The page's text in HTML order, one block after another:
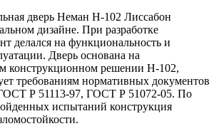
дверь Неман Н-102 Лиссабон
дизайне. При разработке
делался на функциональность и
Дверь основана на
конструкционном решении Н-102,
требованиям нормативных документов
Р 51113-97, ГОСТ Р 51072-05. По
испытаний конструкция